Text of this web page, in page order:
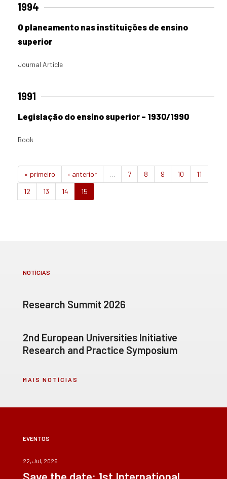
1994
O planeamento nas instituições de ensino
superior
Journal Article
1991
Legislação do ensino superior – 1930/1990
Book
« primeiro ‹ anterior … 7 8 9 10
11
12
13 14 15
NOTÍCIAS
Research Summit 2026
2nd European Universities Initiative
Research and Practice Symposium
MAIS NOTÍCIAS
EVENTOS
22, Jul, 2026